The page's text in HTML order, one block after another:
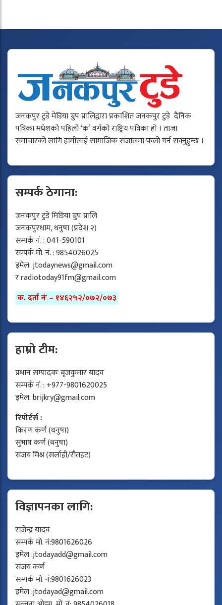
जनकपुर टुडे मेडिया ग्रुप प्रालिद्वारा प्रकाशित जनकपुर टुडे दैनिक
पत्रिका मधेशको पहिलो ‘क’ वर्गको राष्ट्रिय पत्रिका हो । ताजा
समाचारको लागि हामीलाई सामाजिक संजालमा फलो गर्न सक्नुहुन्छ ।
सम्पर्क ठेगाना:
जनकपुर टुडे मिडिया ग्रुप प्रालि
जनकपुरधाम, धनुषा (प्रदेश २)
सम्पर्क नं. : 041-590101
सम्पर्क मो. नं. : 9854026025
इमेल:jtodaynews@gmail.com
रradiotoday91fm@gmail.com
क. दर्ता नंः – १४६२५२/०७२/०७३
हाम्रो टीम:
प्रधान सम्पादकः बृजकुमार यादव
सम्पर्क नं. : +977-9801620025
इमेल:brijkry@gmail.com
रिपोर्टर्स :
किरण कर्ण (धनुषा)
सुभाष कर्ण (धनुषा)
संजय मिश्र (सर्लाही/रौतहट)
विज्ञापनका लागि:
राजेन्द्र यादव
सम्पर्क मो. नं:9801626026
इमेल :jtodayadd@gmail.com
संजय कर्ण
सम्पर्क मो. नं:9801626023
इमेल :jtodayad@gmail.com